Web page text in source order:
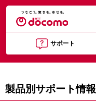
サポート
製品別サポート情報